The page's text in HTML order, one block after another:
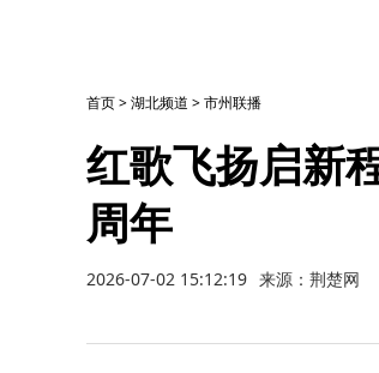
首页>湖北频道 >市州联播
红歌飞扬启新
周年
2026-07-02 15:12:19 来源：荆楚网